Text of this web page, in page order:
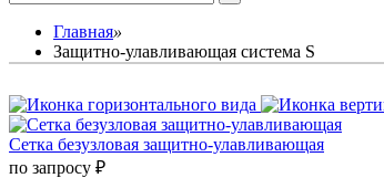
Главная»
Защитно-улавливающая система S
Сетка безузловая защитно-улавливающая
по запросу ₽